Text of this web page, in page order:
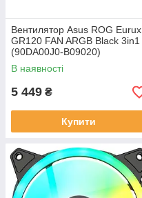
Вентилятор Asus ROG Eurux
GR120 FAN ARGB Black 3in1
(90DA00J0-B09020)
В наявності
5 449 ₴
Купити